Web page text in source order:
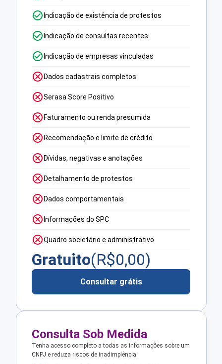
Indicação de existência de protestos
Indicação de consultas recentes
Indicação de empresas vinculadas
Dados cadastrais completos
Serasa Score Positivo
Faturamento ou renda presumida
Recomendação e limite de crédito
Dívidas, negativas e anotações
Detalhamento de protestos
Dados comportamentais
Informações do SPC
Quadro societário e administrativo
Gratuito(R$0,00)
Consultar grátis
Consulta Sob Medida
Tenha acesso completo a todas as informações sobre um
CNPJ e reduza riscos de inadimplência.